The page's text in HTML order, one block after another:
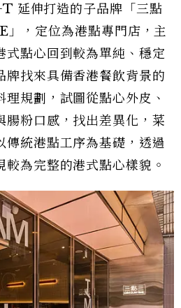
延伸打造的子品牌「三點
，定位為港點專門店，主
式點心回到較為單純、穩定
牌找來具備香港餐飲背景的
規劃，試圖從點心外皮、
腸粉口感，找出差異化，菜
傳統港點工序為基礎，透過
為完整的港式點心樣貌。